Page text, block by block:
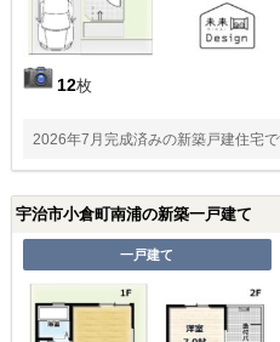
12枚
2026年7月完成済みの新築戸建住宅で
宇治市小倉町南浦の新築一戸建て
一戸建て